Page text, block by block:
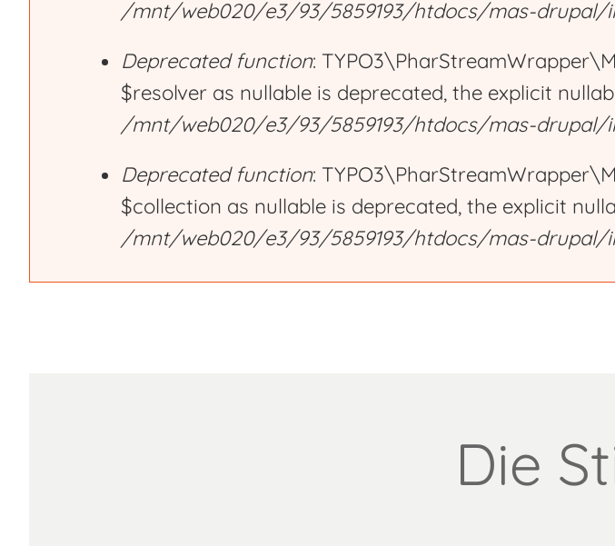
/mnt/web020/e3/93/5859193/htdocs/mas-drupal/
Deprecated function:
$resolver as nullable is deprecated, the explicit
/mnt/web020/e3/93/5859193/htdocs/mas-drupal/
Deprecated function:
$collection as nullable is deprecated, the explicit
/mnt/web020/e3/93/5859193/htdocs/mas-drupal/
Die